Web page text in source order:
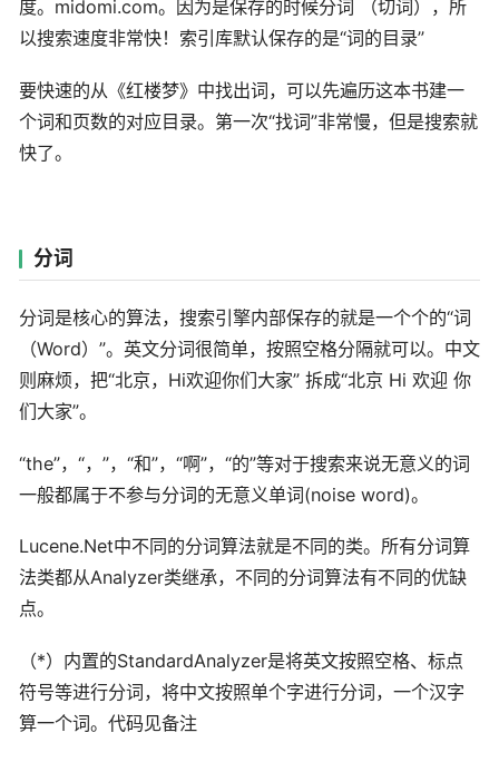
度。midomi.com。因为是保存的时候分词 （切词），所
以搜索速度非常快！索引库默认保存的是“词的目录”
要快速的从《红楼梦》中找出词，可以先遍历这本书建一
个词和页数的对应目录。第一次“找词”非常慢，但是搜索就
快了。
分词
分词是核心的算法，搜索引擎内部保存的就是一个个的“词
（Word）”。英文分词很简单，按照空格分隔就可以。中文
则麻烦，把“北京，Hi欢迎你们大家” 拆成“北京 Hi 欢迎 你
们大家”。
“the”，“，”，“和”，“啊”，“的”等对于搜索来说无意义的词
一般都属于不参与分词的无意义单词(noise word)。
Lucene.Net中不同的分词算法就是不同的类。所有分词算
法类都从Analyzer类继承，不同的分词算法有不同的优缺
点。
（*）内置的StandardAnalyzer是将英文按照空格、标点
符号等进行分词，将中文按照单个字进行分词，一个汉字
算一个词。代码见备注